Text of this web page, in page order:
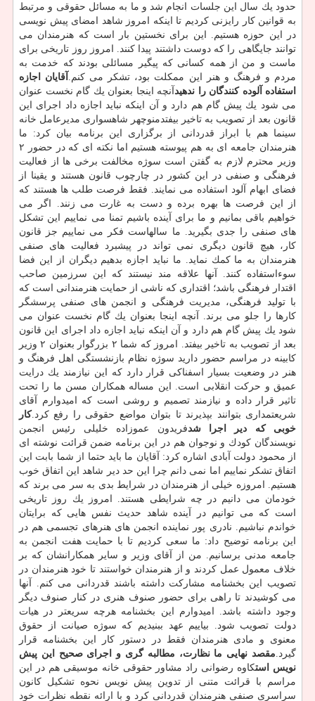
حدود یك سال این جلسات انجام شد و ما به مسائل حقوقی و مرتبط
به قوانین كار رایزنی كردیم تا اینكه امروز شاهد امضای پیش نویسی
در این حوزه هستیم. این برای نخستین بار است كه هنرمندان می
توانند جایگاهی را كه دوست داشتند پیدا كنند. امروز روز تاریخی برای
ماست و من از همه كسانی كه پیگیر مسائلی بودند كه خدمت به
مردم و فرهنگ و هنر این ممكلت بود، تشكر می كنم.
آقایان اجازه
استفاده آلوده كنندگان را ندهیدآنچه اینجا بعنوان یك گام نخست عنوان
می شود یك پیش گام هم دارد و آن اینكه نباید اجازه داد اجرای این
قانون بعد از تصویب به تاخیر بیفتدمنوچهر شاهسواری مدیرعامل خانه
سینما هم با ابراز قدردانی از برگزاری این برنامه بیان كرد: ما
هنرمندان جامعه ای به هم پیوسته هستیم اما نكته ای كه در حضور ۲
وزیر محترم لازم به گفتن است سوژه مخالفت برخی ها از فعالیت
فرهنگی و صنفی در این كشور در چارچوب قانون هستند و یقینا از
فضای ابهام آلود استفاده می نمایند. فقط فرصت طلب ها هستند كه
از این فرصت ها بهره برده و دست به غارت می زنند. اگر می
خواهیم باقی بمانیم و ما برای آینده باشیم تمنا می نماییم این تشكل
های صنفی را جدی بگیرید. ما سالهاست فكر می نماییم جز قانون
كار، هیچ قانون دیگری نمی تواند در پیشبرد فعالیت های صنفی
هنرمندان به ما كمك نماید. ما نباید اجازه بدهیم دیگران از این فضا
سوءاستفاده كنند. آنها علاقه مند نیستند كه این سرزمین صاحب
اقتدار فرهنگی باشد؛ اقتداری كه ناشی از حمایت هنرمندانی است كه
با تولید فرهنگی، مدیریت فرهنگی و انجمن های صنفی پرسشگر
كارها را جلو می برند. آنچه اینجا بعنوان یك گام نخست عنوان می
شود یك پیش گام هم دارد و آن اینكه نباید اجازه داد اجرای این قانون
بعد از تصویب به تاخیر بیفتد. امروز كه شما ۲ بزرگوار بعنوان ۲ وزیر
كابینه در مراسم حضور دارید سوژه نظام بازنشستگی اهل فرهنگ و
هنر در وضعیت بسیار اسفناكی قرار دارد كه این نیازمند یك درایت
عمیق و حركت انقلابی است. این مساله همكاران مسن ما را تحت
تاثیر قرار داده و نیازمند تصمیم و روشی است كه امیدوارم آقای
شریعتمداری بتوانند بپذیرند تا بتوان مواضع حقوقی را رفع كرد.كار
خوبی كه دیر اجرا شدفریدون عموزاده خلیلی رئیس انجمن
نویسندگان كودك و نوجوان هم در این برنامه ضمن قرائت نوشته ای
از محمود دولت آبادی اشاره كرد: آقایان ما باید حتما از شما بابت این
اتفاق تشكر نماییم اما نمی دانم چرا این حد دیر شاهد این اتفاق خوب
هستیم. امروزه خیلی از هنرمندان در شرایط بدی به سر می برند كه
خودمان می دانیم در چه شرایطی هستند. امروز یك روز تاریخی
است كه می توانیم در آینده شاهد حدیث نفس هایی كه برایتان
خواندم نباشیم. نادری پور نماینده انجمن های هنرهای تجسمی هم در
این برنامه توضیح داد: ما سعی كردیم تا با حمایت هفت انجمن به
جامعه مدنی برسانیم. من از آقای وزیر و سایر همكارانشان كه بر
خلاف معمول عمل كردند و از هنرمندان خواستند تا خود هنرمندان در
تصویب این بخشنامه مشاركت داشته باشند قدردانی می كنم. آنها
می كوشیدند تا راهی برای حضور صنوف هنری در كنار صنوف دیگر
وجود داشته باشد. امیدوارم این بخشنامه هرچه سریعتر در هیات
دولت تصویب شود. بیاییم عهد ببنیدیم كه سوژه صیانت از حقوق
معنوی و مادی هنرمندان فقط در دستور كار این بخشنامه قرار
گیرد. مقصد نهایی ما نظارت، مطالبه گری و اجرای صحیح این پیش
نویس استكاوه رضوانی راد مشاور حقوقی خانه موسیقی هم در این
مراسم با قرائت متنی از تدوین پیش نویس نحوه تشكیل كانون
سراسری صنفی هنرمندان قدردانی كرد و با ارائه نقطه نظرات خود